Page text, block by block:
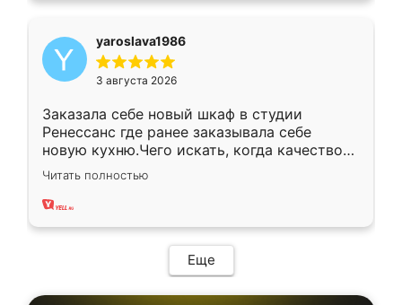
yaroslava1986
3 августа 2026
Заказала себе новый шкаф в студии
Ренессанс где ранее заказывала себе
новую кухню.Чего искать, когда качеством
вполне довольна. Служит кухня уже почти
два года, нареканий нет.
Читать полностью
Еще